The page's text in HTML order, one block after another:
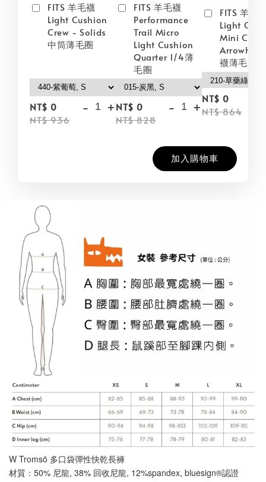
FITS 羊毛襪
Light Cushion
Crew - Solids
中筒薄毛圈
NT$ 0
NT$ 936
- +
FITS 羊毛襪
Performance
Trail Micro
Light Cushion
Quarter 1/4薄
毛圈
NT$ 0
NT$ 828
- +
FITS 羊毛
Light
Mini
襪薄毛圈
NT$ 0
NT$ 864
加入購物車
W Tromsö 多口袋彈性快乾長褲
材質：50% 尼龍, 38% 回收尼龍, 12%spandex, bluesign®認證